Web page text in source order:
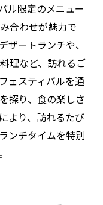
ル限定のメニュー
合わせが魅力で
ザートランチや、
理など、訪れるご
ェスティバルを通
探り、食の楽しさ
より、訪れるたび
ンチタイムを特別